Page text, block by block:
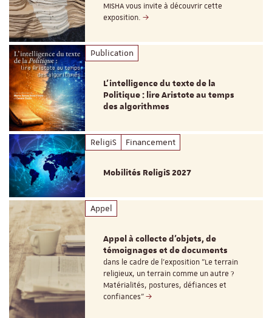
MISHA vous invite à découvrir cette
exposition.
Publication
L’intelligence du texte de la
Politique : lire Aristote au temps
des algorithmes
ReligiS Financement
Mobilités ReligiS 2027
Appel
Appel à collecte d'objets, de
témoignages et de documents
dans le cadre de l'exposition "Le terrain
religieux, un terrain comme un autre ?
Matérialités, postures, défiances et
confiances"